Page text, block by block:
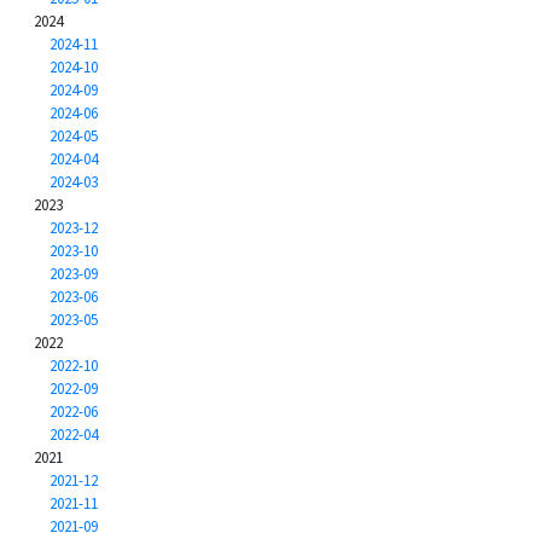
2024
2024-11
2024-10
2024-09
2024-06
2024-05
2024-04
2024-03
2023
2023-12
2023-10
2023-09
2023-06
2023-05
2022
2022-10
2022-09
2022-06
2022-04
2021
2021-12
2021-11
2021-09